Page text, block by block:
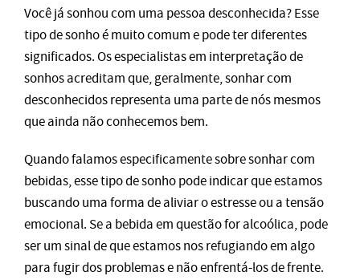
Você já sonhou com uma pessoa desconhecida? Esse
tipo de sonho é muito comum e pode ter diferentes
significados. Os especialistas em interpretação de
sonhos acreditam que, geralmente, sonhar com
desconhecidos representa uma parte de nós mesmos
que ainda não conhecemos bem.
Quando falamos especificamente sobre sonhar com
bebidas, esse tipo de sonho pode indicar que estamos
buscando uma forma de aliviar o estresse ou a tensão
emocional. Se a bebida em questão for alcoólica, pode
ser um sinal de que estamos nos refugiando em algo
para fugir dos problemas e não enfrentá-los de frente.